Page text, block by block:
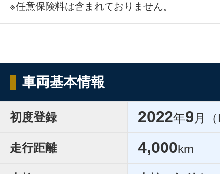
※任意保険料は含まれておりません。
車両基本情報
初度登録 2022年9 月
走行距離 4,000km